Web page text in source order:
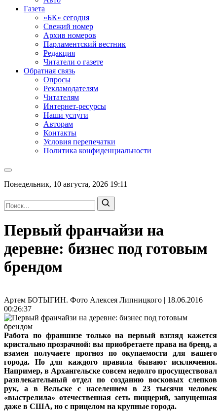
Газета
«БК» сегодня
Свежий номер
Архив номеров
Парламентский вестник
Редакция
Читатели о газете
Обратная связь
Опросы
Рекламодателям
Читателям
Интернет-ресурсы
Наши услуги
Авторам
Контакты
Условия перепечатки
Политика конфиденциальности
Понедельник, 10 августа, 2026 19:11
Первый франчайзи на
деревне: бизнес под готовым
брендом
Артем БОТЫГИН. Фото Алексея Липницкого | 18.06.2016
00:26:37
Работа по франшизе только на первый взгляд кажется
кристально прозрачной: вы приобретаете права на бренд, а
взамен получаете прогноз по окупаемости для вашего
города. Но для каждого правила бывают исключения.
Например, в Архангельске совсем недолго просуществовал
развлекательный отдел по созданию восковых слепков
рук, а в Вельске с населением в 23 тысячи человек
«выстрелила» отечественная сеть пиццерий, запущенная
даже в США, но с прицелом на крупные города.